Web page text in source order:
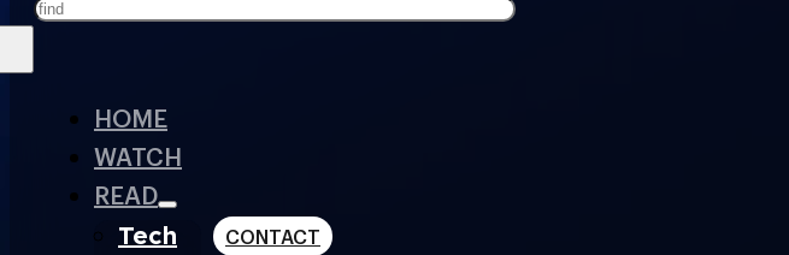
HOME
WATCH
READ
Tech
CONTACT